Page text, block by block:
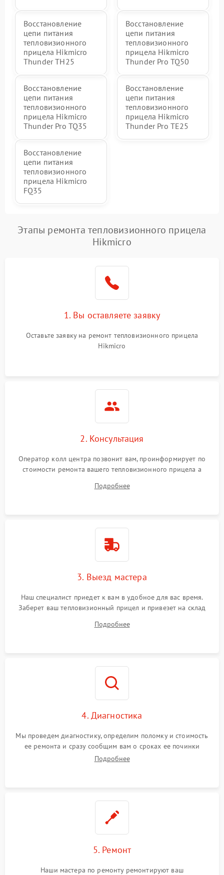
Восстановление
цепи питания
тепловизионного
прицела Hikmicro
Thunder TH25
Восстановление
цепи питания
тепловизионного
прицела Hikmicro
Thunder Pro TQ50
Восстановление
цепи питания
тепловизионного
прицела Hikmicro
Thunder Pro TQ35
Восстановление
цепи питания
тепловизионного
прицела Hikmicro
Thunder Pro TE25
Восстановление
цепи питания
тепловизионного
прицела Hikmicro
FQ35
Этапы ремонта тепловизионного прицела
Hikmicro
1. Вы оставляете заявку
Оставьте заявку на ремонт тепловизионного прицела
Hikmicro
2. Консультация
Оператор колл центра позвонит вам, проинформирует по
стоимости ремонта вашего тепловизионного прицела а
Подробнее
3. Выезд мастера
Наш специалист приедет к вам в удобное для вас время.
Заберет ваш тепловизионный прицел и привезет на склад
Подробнее
4. Диагностика
Мы проведем диагностику, определим поломку и стоимость
ее ремонта и сразу сообщим вам о сроках ее починки
Подробнее
5. Ремонт
Наши мастера по ремонту ремонтируют ваш